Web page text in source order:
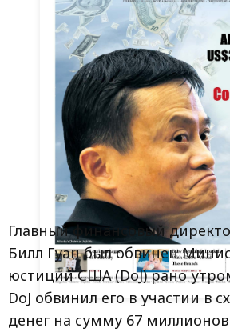
Главный финансовый
Билл Гуан был обвинен
юстиции США (DoJ) рано
DoJ обвинил его в участии в
денег на сумму 67